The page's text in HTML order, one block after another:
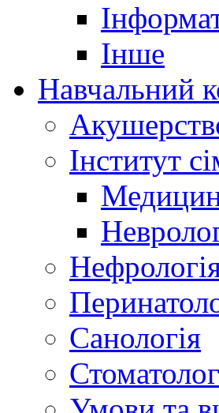
Інше
Навчальний
Інститут
Санологія